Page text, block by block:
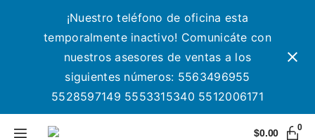
¡Nuestro teléfono de oficina esta
temporalmente inactivo! Comunicáte con
nuestros asesores de ventas a los
siguientes números: 5563496955
5528597149 5553315340 5512006171
$0.00
0